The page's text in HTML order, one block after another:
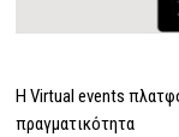
Η Virtual events
πραγματικότητα